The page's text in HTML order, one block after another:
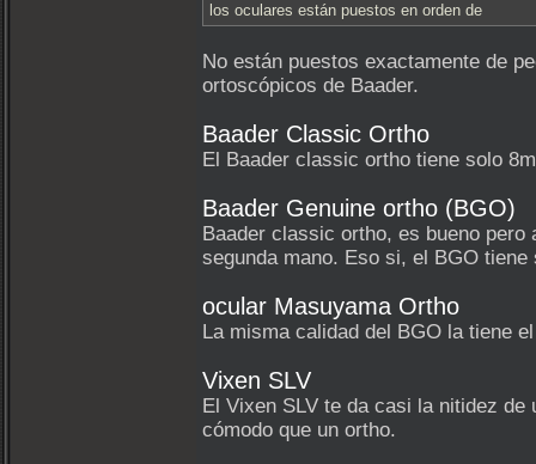
los oculares están puestos en orden de
No están puestos exactamente de
ortoscópicos de Baader.
Baader Classic Ortho
El Baader classic ortho tiene solo
Baader Genuine ortho (BGO)
Baader classic ortho, es bueno pero
segunda mano. Eso si, el BGO
ocular Masuyama Ortho
La misma calidad del BGO la tiene
Vixen SLV
El Vixen SLV te da casi la nitidez
cómodo que un ortho.